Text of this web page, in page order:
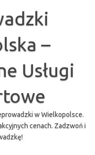
–
Usługi
w Wielkopolsce.
cenach. Zadzwoń i